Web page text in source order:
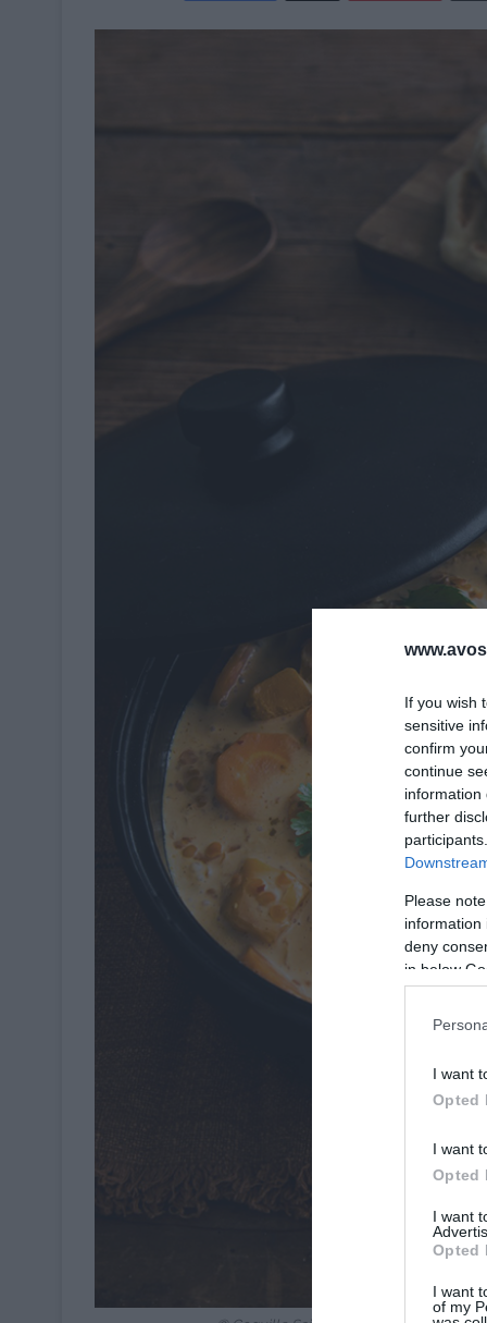
If you wish
sensitive
confirm
continue
information
further
Please
information
deny
in below
I want
Opted
I want
Opted
I want
Opted
I want
of my